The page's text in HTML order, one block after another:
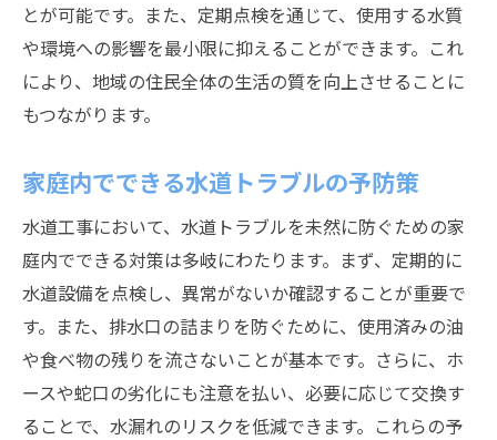
とが可能です。また、定期点検を通じて、使用する水質
や環境への影響を最小限に抑えることができます。これ
により、地域の住民全体の生活の質を向上させることに
もつながります。
家庭内でできる水道トラブルの予防策
水道工事において、水道トラブルを未然に防ぐための家
庭内でできる対策は多岐にわたります。まず、定期的に
水道設備を点検し、異常がないか確認することが重要で
す。また、排水口の詰まりを防ぐために、使用済みの油
や食べ物の残りを流さないことが基本です。さらに、ホ
ースや蛇口の劣化にも注意を払い、必要に応じて交換す
ることで、水漏れのリスクを低減できます。これらの予